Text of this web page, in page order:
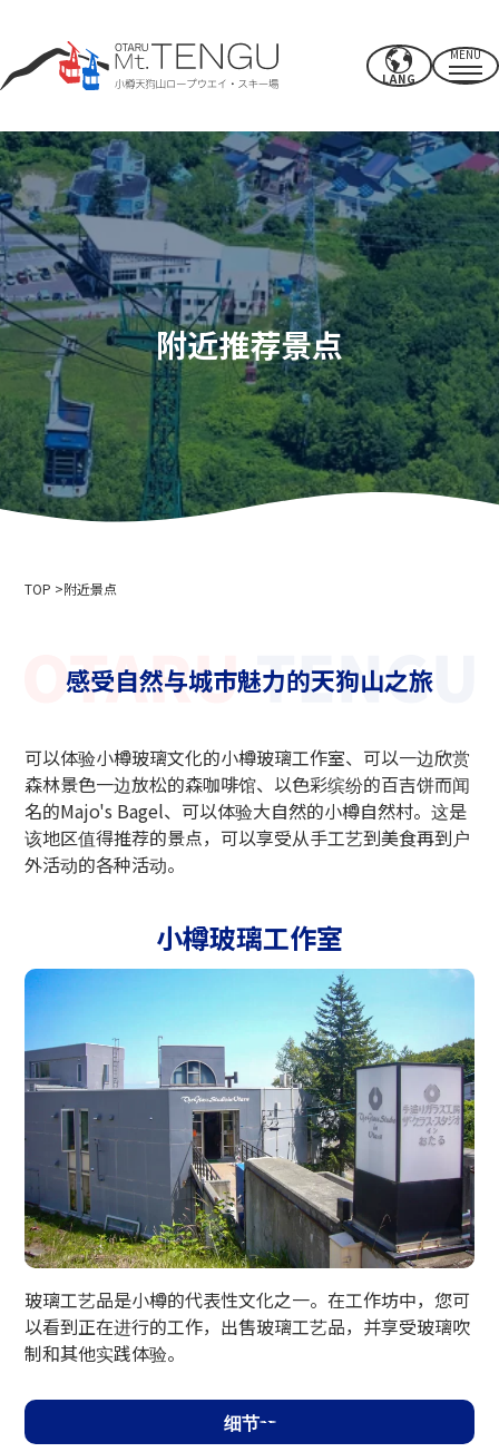
LANG
MENU
营业时间/费率
索道
夏季活动
冬季滑雪场
CAFE & SHOP
其他的
电源点/设施
附近推荐景点
如何度过你的时间
使用权
公司简介
滑雪场使用条款和条件
相关链接
新雪谷安努普利国际滑雪场
小樽藤
新雪谷温泉乡 Ikoinoyu Inn 伊吕波
小樽市政府
小樽天狗山滑雪学校
附近推荐景点
TOP 附近景点
感受自然与城市魅力的天狗山之旅
可以体验小樽玻璃文化的小樽玻璃工作室、可以一边欣赏
森林景色一边放松的森咖啡馆、以色彩缤纷的百吉饼而闻
名的Majo's Bagel、可以体验大自然的小樽自然村。这是
该地区值得推荐的景点，可以享受从手工艺到美食再到户
外活动的各种活动。
小樽玻璃工作室
玻璃工艺品是小樽的代表性文化之一。在工作坊中，您可
以看到正在进行的工作，出售玻璃工艺品，并享受玻璃吹
制和其他实践体验。
细节